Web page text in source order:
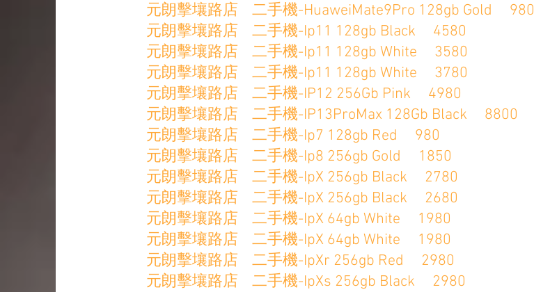
元朗擊壤路店 二手機-HuaweiMate9Pro 128gb Gold 980
元朗擊壤路店 二手機-Ip11 128gb Black 4580
元朗擊壤路店 二手機-Ip11 128gb White 3580
元朗擊壤路店 二手機-Ip11 128gb White 3780
元朗擊壤路店 二手機-IP12 256Gb Pink 4980
元朗擊壤路店 二手機-IP13ProMax 128Gb Black 8800
元朗擊壤路店 二手機-Ip7 128gb Red 980
元朗擊壤路店 二手機-Ip8 256gb Gold 1850
元朗擊壤路店 二手機-IpX 256gb Black 2780
元朗擊壤路店 二手機-IpX 256gb Black 2680
元朗擊壤路店 二手機-IpX 64gb White 1980
元朗擊壤路店 二手機-IpX 64gb White 1980
元朗擊壤路店 二手機-IpXr 256gb Red 2980
元朗擊壤路店 二手機-IpXs 256gb Black 2980